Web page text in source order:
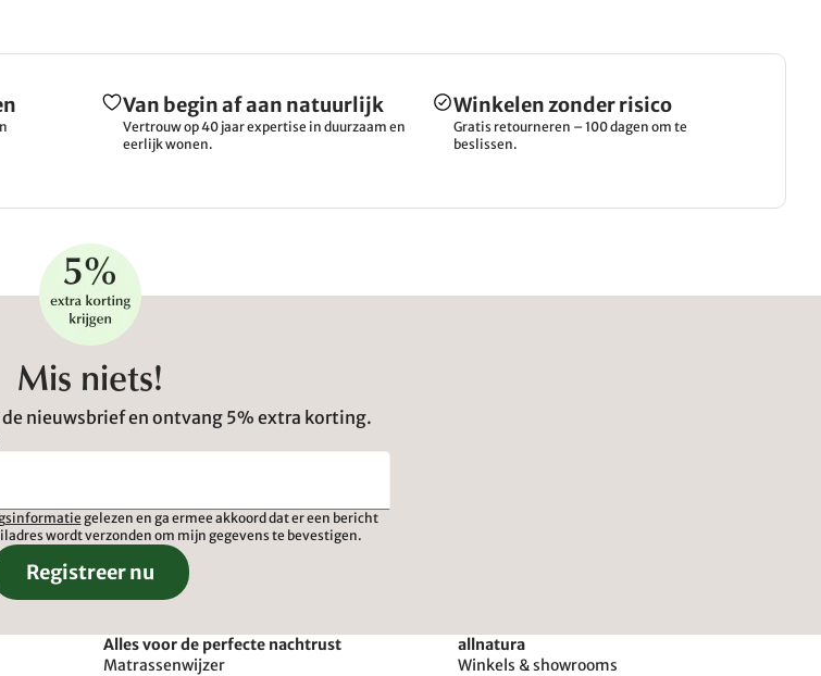
Van begin af aan natuurlijk
Vertrouw op 40 jaar expertise in duurzaam en
eerlijk wonen.
Winkelen zonder risico
Gratis retourneren – 100 dagen om te
beslissen.
Mis niets!
nieuwsbrief en ontvang 5% extra korting.
gelezen en ga ermee akkoord dat er een bericht
wordt verzonden om mijn gegevens te bevestigen.
Registreer nu
Alles voor de perfecte nachtrust
Matrassenwijzer
allnatura
Winkels & showrooms